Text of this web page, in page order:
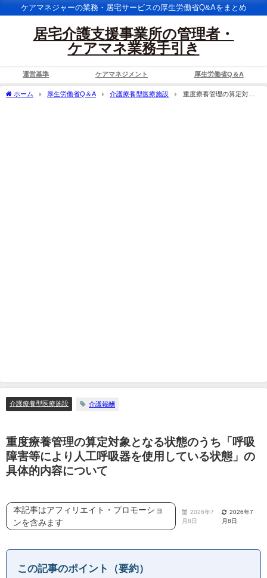
ケアマネジャーの業務・居宅サービスの厚生労働省Q&Aをまとめ
居宅介護支援事業所の管理者・
ケアマネ業務手引き
運営基準 ケアマネジメント 厚生労働省Q＆A
ホーム 厚生労働省Q＆A 介護療養型医療施設
重度療養管理の算定対象
介護療養型医療施設 介護報酬
重度療養管理の算定対象となる状態のうち「呼吸
障害等により人工呼吸器を使用している状態」の
具体的内容について
本記事はアフィリエイト・プロモーショ
ンを含みます
2026年7
月8日
2026年7
月8日
この記事のポイント（要約）